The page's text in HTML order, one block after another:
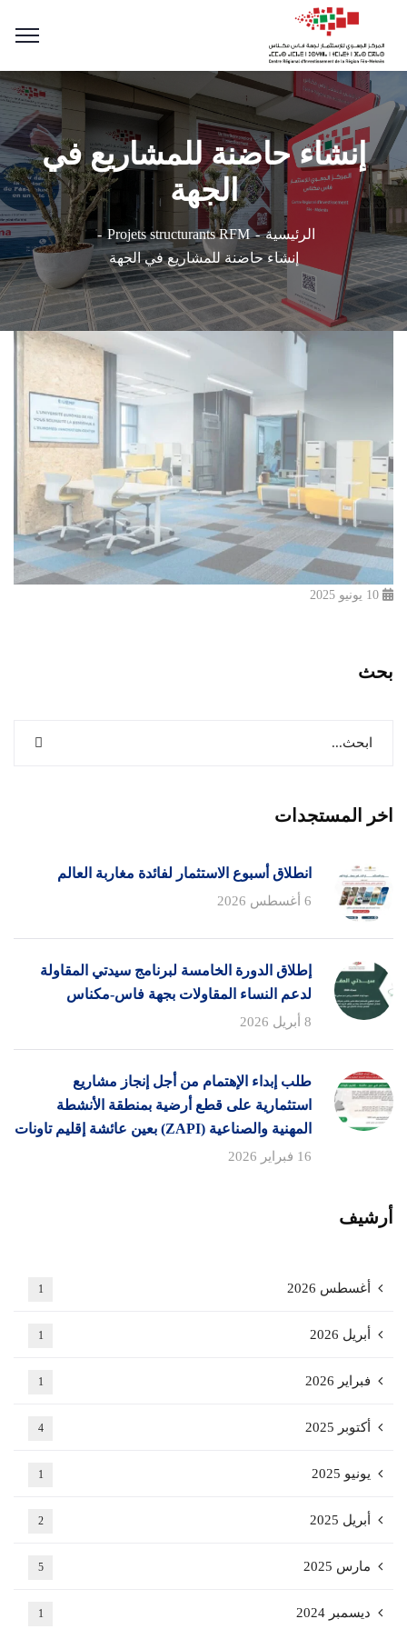
إنشاء حاضنة للمشاريع في
الجهة
الرئيسية
Projets structurants RFM
إنشاء حاضنة للمشاريع في الجهة
10 يونيو 2025
بحث
اخر المستجدات
انطلاق أسبوع الاستثمار لفائدة مغاربة العالم
6 أغسطس 2026
إطلاق الدورة الخامسة لبرنامج سيدتي المقاولة
لدعم النساء المقاولات بجهة فاس-مكناس
8 أبريل 2026
طلب إبداء الإهتمام من أجل إنجاز مشاريع
استثمارية على قطع أرضية بمنطقة الأنشطة
المهنية والصناعية (ZAPI) بعين عائشة إقليم تاونات
16 فبراير 2026
أرشيف
أغسطس 2026 1
أبريل 2026 1
فبراير 2026 1
أكتوبر 2025 4
يونيو 2025 1
أبريل 2025 2
مارس 2025 5
ديسمبر 2024 1